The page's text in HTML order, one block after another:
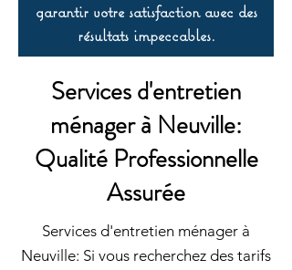
garantir votre satisfaction avec des
résultats impeccables.
Services d'entretien
ménager à Neuville:
Qualité Professionnelle
Assurée
Services d'entretien ménager à
Neuville: Si vous recherchez des tarifs